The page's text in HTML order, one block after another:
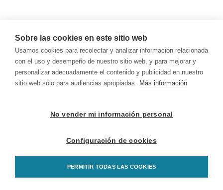
Sobre las cookies en este sitio web
Usamos cookies para recolectar y analizar información relacionada
con el uso y desempeño de nuestro sitio web, y para mejorar y
personalizar adecuadamente el contenido y publicidad en nuestro
sitio web sólo para audiencias apropiadas. Más información
No vender mi información personal
Configuración de cookies
PERMITIR TODAS LAS COOKIES